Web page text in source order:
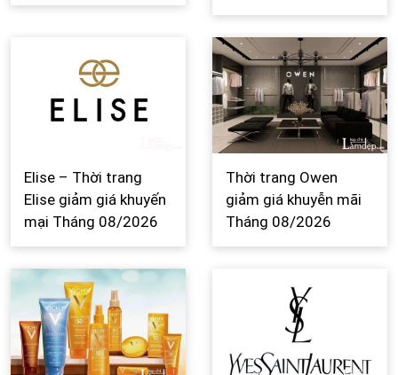
Elise – Thời trang
Elise giảm giá khuyến
mại Tháng 08/2026
Thời trang Owen
giảm giá khuyễn mãi
Tháng 08/2026